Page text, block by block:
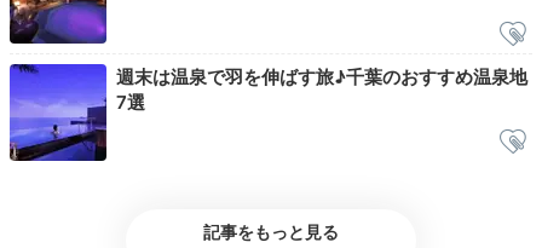
Check-out
10:00
お腹いっぱい
口福な気分で出発
週末は温泉で羽を伸ばす旅♪千葉のおすすめ温泉地
7選
記事をもっと見る